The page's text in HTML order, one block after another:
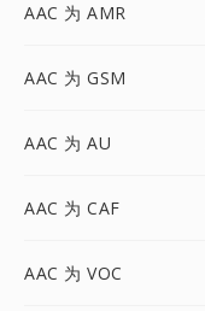
AAC 为 AMR
AAC 为 GSM
AAC 为 AU
AAC 为 CAF
AAC 为 VOC